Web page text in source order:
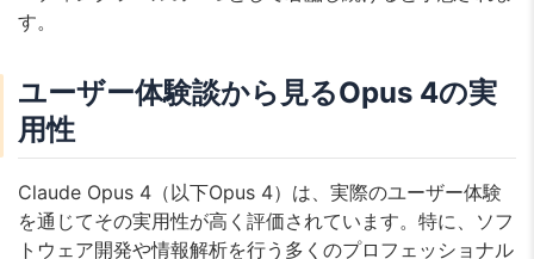
す。
ユーザー体験談から見るOpus 4の実
用性
Claude Opus 4（以下Opus 4）は、実際のユーザー体験
を通じてその実用性が高く評価されています。特に、ソフ
トウェア開発や情報解析を行う多くのプロフェッショナル